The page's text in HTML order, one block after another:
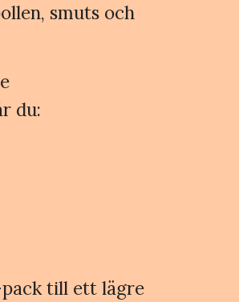
smuts och
du:
till ett lägre